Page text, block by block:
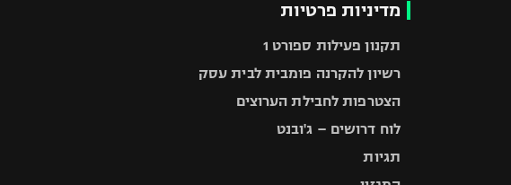
מדיניות פרטיות
תקנון פעילות ספורט 1
רשיון להקרנה פומבית לבית עסק
הצטרפות לחבילת הערוצים
לוח דרושים – ג'ובנט
תגיות